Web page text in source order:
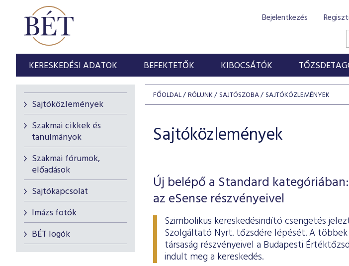
Bejelentkezés
KERESKEDÉSI ADATOK BEFEKTETŐK KIBOCSÁTÓK
Sajtóközlemények
Szakmai cikkek és
tanulmányok
Szakmai fórumok,
előadások
Sajtókapcsolat
Imázs fotók
BÉT logók
FŐOLDAL RÓLUNK SAJTÓSZOBA SAJTÓKÖZLEMÉNYEK
Sajtóközlemények
Új belépő a Standard
az eSense részvényeivel
Szimbolikus kereskedésindító csengetés
Szolgáltató Nyrt. tőzsdére lépését. A
társaság részvényeivel a Budapesti
indult meg a kereskedés.